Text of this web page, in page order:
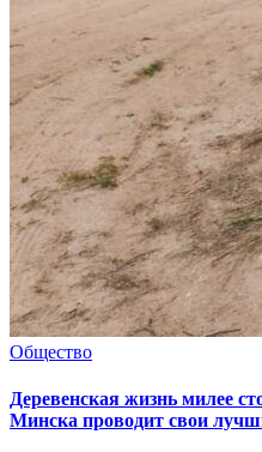
Общество
Деревенская жизнь милее
Минска проводит свои